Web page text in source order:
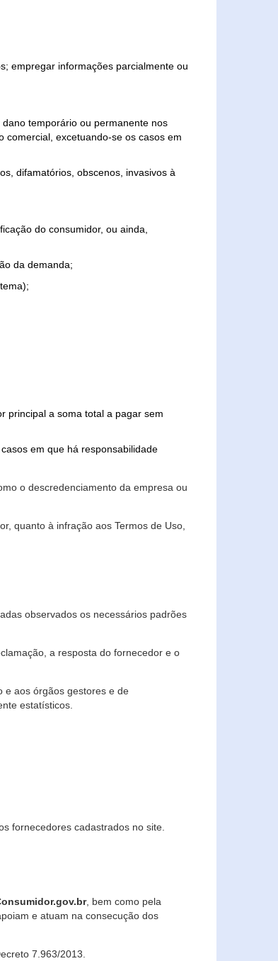
empregar informações parcialmente ou
temporário ou permanente nos
comercial, excetuando-se os casos em
difamatórios, obscenos, invasivos à
do consumidor, ou ainda,
da demanda;
principal a soma total a pagar sem
em que há responsabilidade
o descredenciamento da empresa ou
quanto à infração aos Termos de Uso,
observados os necessários padrões
a resposta do fornecedor e o
e aos órgãos gestores e de
estatísticos.
fornecedores cadastrados no site.
, bem como pela
e atuam na consecução dos
7.963/2013.